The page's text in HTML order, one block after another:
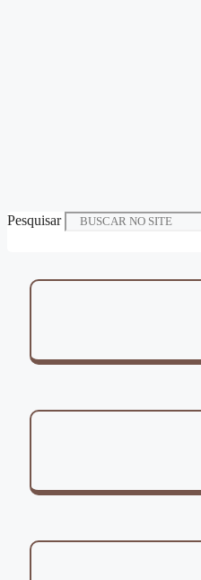
Pesquisar